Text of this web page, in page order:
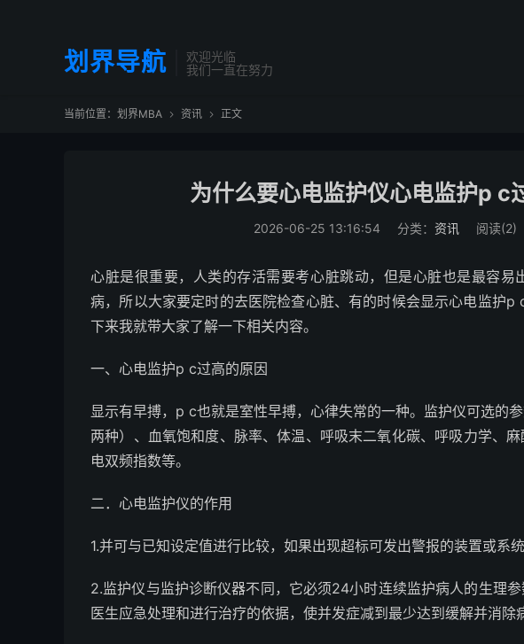
划界导航
欢迎光临
我们一直在努力
当前位置： 划界MBA  资讯  正文
为什么要心电监护仪心电监护p c
2026-06-25 13:16:54 分类： 资讯 阅读(2)
心脏是很重要，人类的存活需要考心脏跳动，但是心脏也是最容
病，所以大家要定时的去医院检查心脏、有的时候会显示心电监护
下来我就带大家了解一下相关内容。
一、心电监护p c过高的原因
显示有早搏，p c也就是室性早搏，心律失常的一种。监护仪可选的
两种）、血氧饱和度、脉率、体温、呼吸末二氧化碳、呼吸力学、
电双频指数等。
二．心电监护仪的作用
1.并可与已知设定值进行比较，如果出现超标可发出警报的装置或系统
2.监护仪与监护诊断仪器不同，它必须24小时连续监护病人的生理
医生应急处理和进行治疗的依据，使并发症减到最少达到缓解并消除